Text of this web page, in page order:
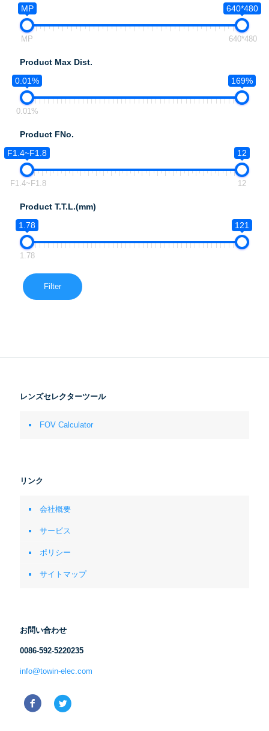
MP
640*480
MP 640*480
Product Max Dist.
0.01%
169%
0.01%
Product FNo.
F1.4~F1.8
12
F1.4~F1.8 12
Product T.T.L.(mm)
1.78
121
1.78
Filter
レンズセレクターツール
FOV Calculator
リンク
会社概要
サービス
ポリシー
サイトマップ
お問い合わせ
0086-592-5220235
info@towin-elec.com